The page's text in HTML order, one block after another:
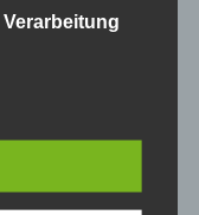
ist die: